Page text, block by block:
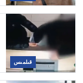
قىلمىس